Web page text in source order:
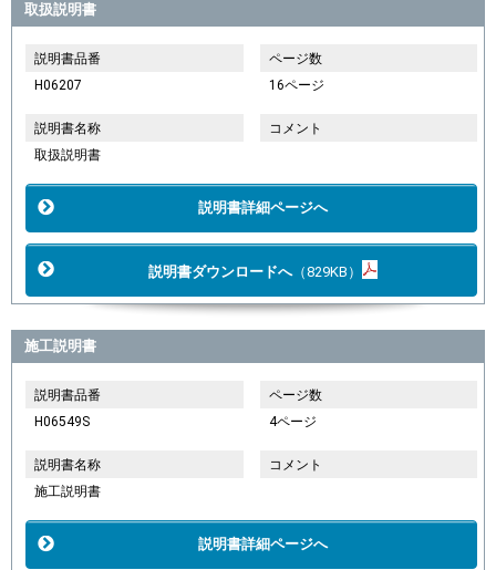
取扱説明書
説明書品番
H06207
ページ数
16ページ
説明書名称
取扱説明書
コメント
説明書詳細ページへ
説明書ダウンロードへ（829KB）
施工説明書
説明書品番
H06549S
ページ数
4ページ
説明書名称
施工説明書
コメント
説明書詳細ページへ